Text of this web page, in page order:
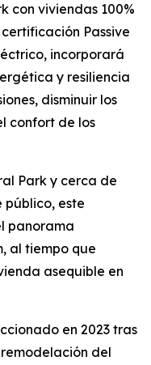
con viviendas 100%
Passive
incorporará
y resiliencia
disminuir los
confort de los
Park y cerca de
público, este
panorama
al tiempo que
asequible en
en 2023 tras
del